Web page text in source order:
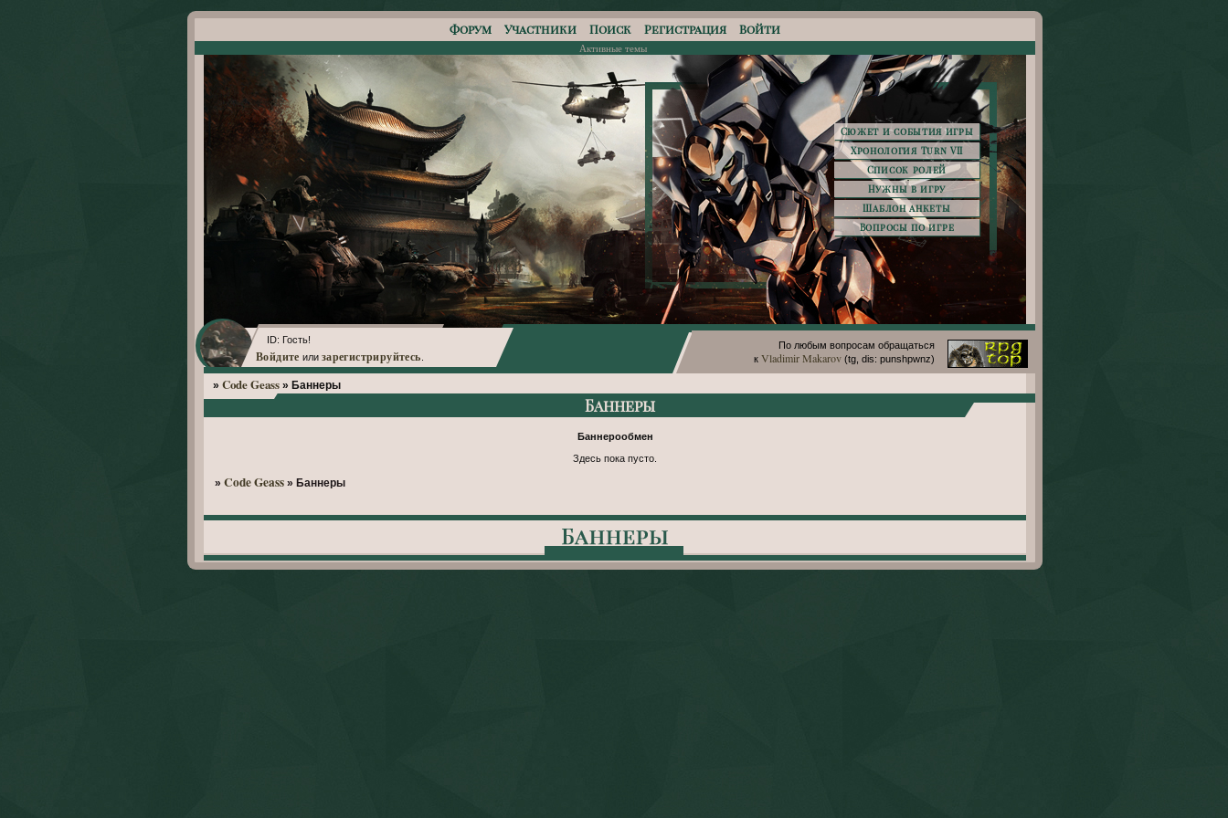
Сюжет и события игры
Хронология Turn VII
Список ролей
Нужны в игру
Шаблон анкеты
Вопросы по игре
По любым вопросам обращаться
к Vladimir Makarov (tg, dis: punshpwnz)
Форум Участники Поиск Регистрация Войти
Активные темы
ID: Гость!
Войдите или зарегистрируйтесь
» Code Geass » Баннеры
Баннеры
Баннерообмен
Здесь пока пусто.
»Code Geass »Баннеры